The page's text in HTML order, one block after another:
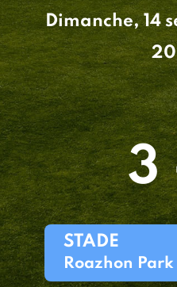
Dimanche, 14
3
STADE
Roazhon Park